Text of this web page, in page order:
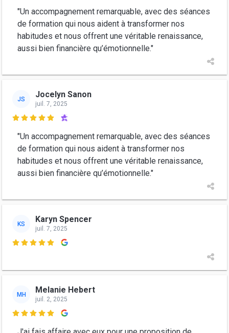
"Un accompagnement remarquable, avec des séances
de formation qui nous aident à transformer nos
habitudes et nous offrent une véritable renaissance,
aussi bien financière qu’émotionnelle."
JS Jocelyn Sanon
juil. 7, 2025

"Un accompagnement remarquable, avec des séances
de formation qui nous aident à transformer nos
habitudes et nous offrent une véritable renaissance,
aussi bien financière qu’émotionnelle."
KS Karyn Spencer
juil. 7, 2025

MH Melanie Hebert
juil. 2, 2025
